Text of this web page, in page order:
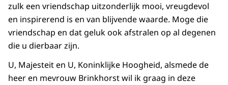
zulk een vriendschap uitzonderlijk mooi, vreugdevol
en inspirerend is en van blijvende waarde. Moge die
vriendschap en dat geluk ook afstralen op al degenen
die u dierbaar zijn.
U, Majesteit en U, Koninklijke Hoogheid, alsmede de
heer en mevrouw Brinkhorst wil ik graag in deze